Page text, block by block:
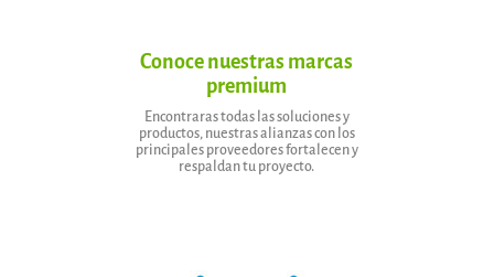
Conoce nuestras marcas
premium
Encontraras todas las soluciones y
productos, nuestras alianzas con los
principales proveedores fortalecen y
respaldan tu proyecto.